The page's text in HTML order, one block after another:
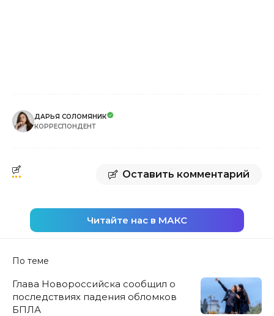
ДАРЬЯ СОЛОМЯНИК
КОРРЕСПОНДЕНТ
Оставить комментарий
Читайте нас в МАКС
По теме
Глава Новороссийска сообщил о
последствиях падения обломков
БПЛА